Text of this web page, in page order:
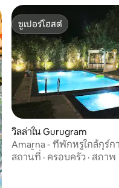
ซูเปอร์โฮสต์
ซูเปอร์โฮสต์
วิลล่าใน Gurugram
Amarna - ที่พักหรูใกล้กุร์
ว่ายน้ำส่วนตัว
สถานที่ · ครอบครัว · สภาพ